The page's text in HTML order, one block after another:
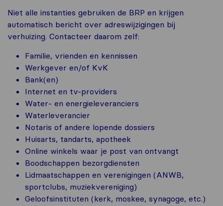
Niet alle instanties gebruiken de BRP en krijgen
automatisch bericht over adreswijzigingen bij
verhuizing. Contacteer daarom zelf:
Familie, vrienden en kennissen
Werkgever en/of KvK
Bank(en)
Internet en tv-providers
Water- en energieleveranciers
Waterleverancier
Notaris of andere lopende dossiers
Huisarts, tandarts, apotheek
Online winkels waar je post van ontvangt
Boodschappen bezorgdiensten
Lidmaatschappen en verenigingen (ANWB,
sportclubs, muziekvereniging)
Geloofsinstituten (kerk, moskee, synagoge, etc.)